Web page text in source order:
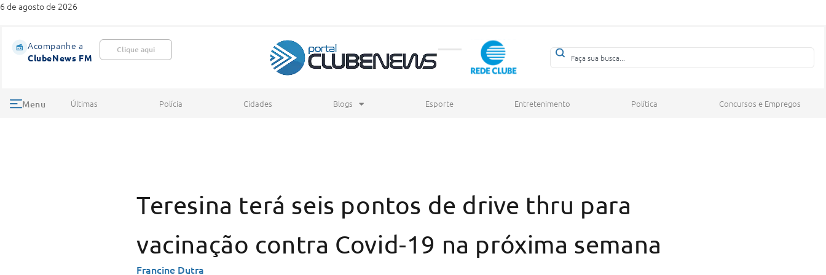
6 de agosto de 2026
Acompanhe a
ClubeNews FM
Clique aqui
Menu Últimas Polícia Cidades Blogs Esporte Entretenimento Política Concursos e Empregos
Teresina terá seis pontos de drive thru para
vacinação contra Covid-19 na próxima semana
Francine Dutra